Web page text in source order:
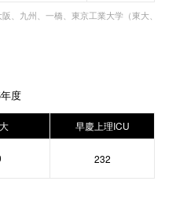
、九州、一橋、東京工業大学（東大、
度
早慶上理ICU
232